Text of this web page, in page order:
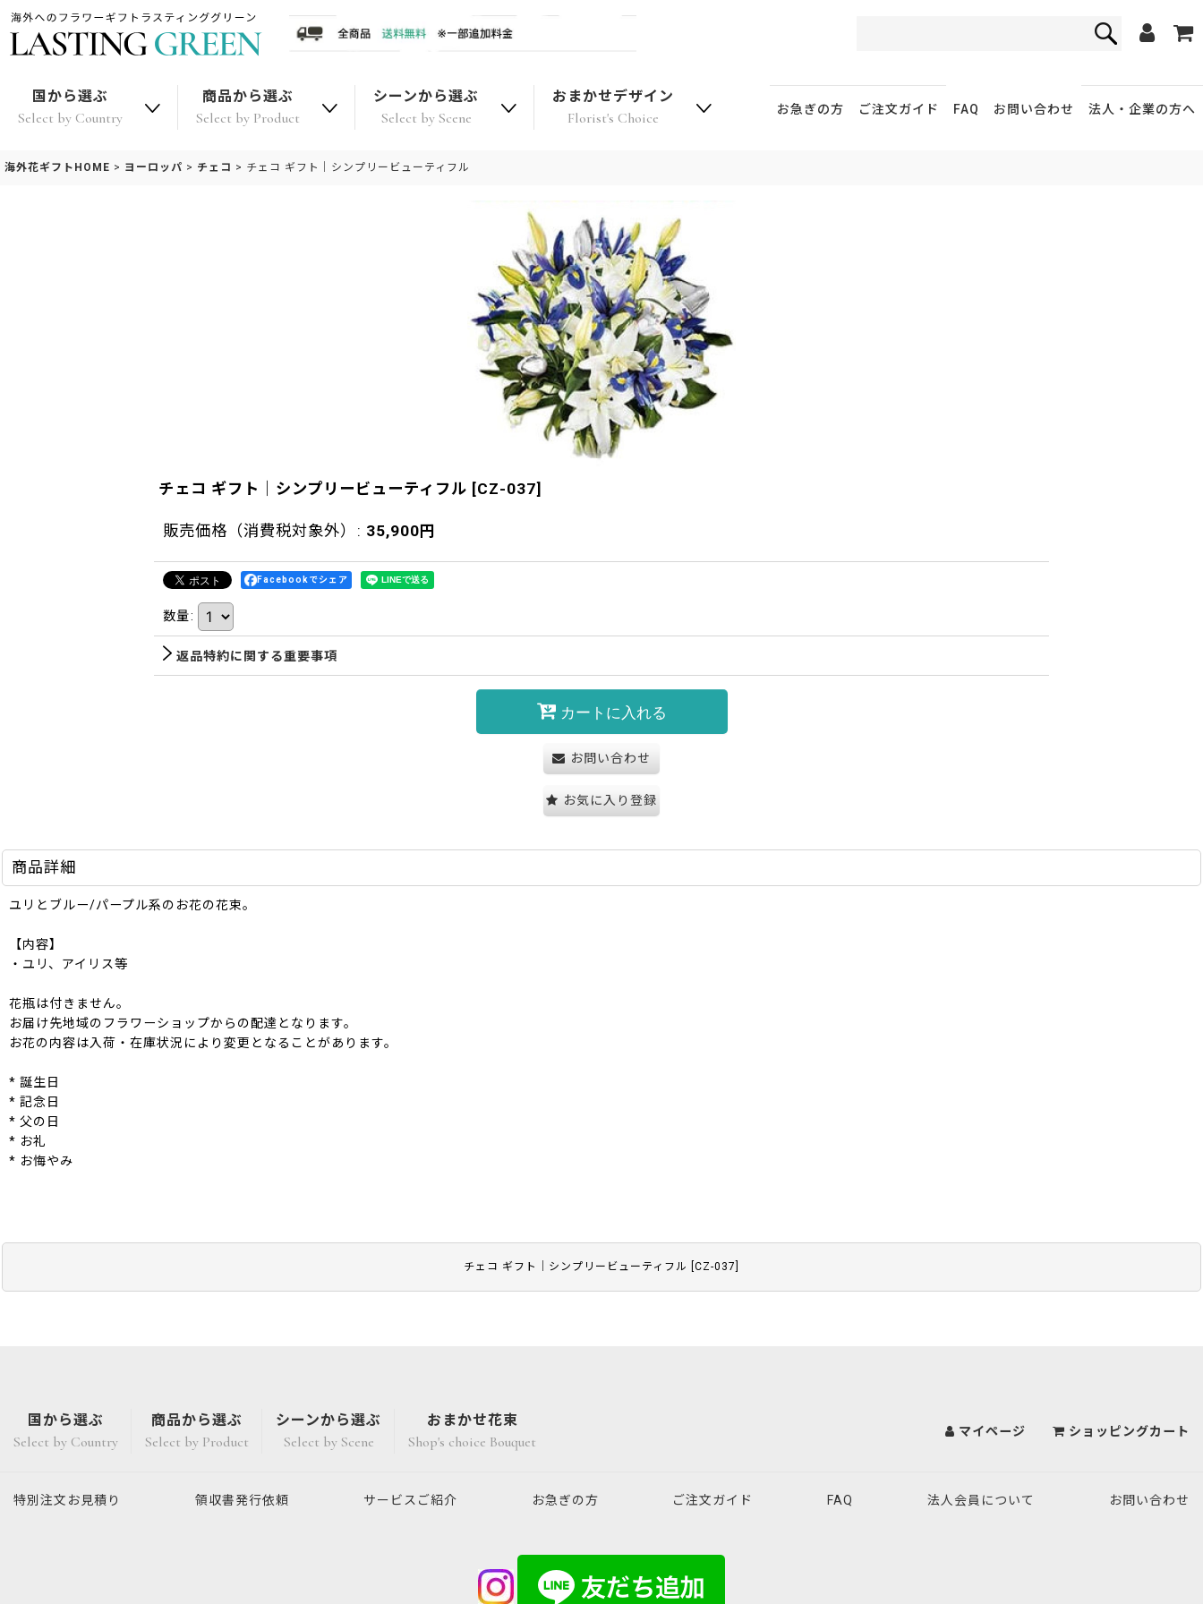
国から選ぶ
Select by Country
商品から選ぶ
Select by Product
シーンから選ぶ
Select by Scene
おまかせデザイン
Florist's Choice 法人・企業の方へ
ご注文ガイド
お急ぎの方 FAQ お問い合わせ
海外花ギフトHOME > ヨーロッパ > チェコ > チェコ ギフト｜シンプリービューティフル
チェコ ギフト｜シンプリービューティフル CZ-037
チェコ ギフト｜シンプリービューティフル [CZ-037]
販売価格（消費税対象外） : 35,900 円
Facebookでシェア
数量:
返品特約に関する重要事項
カートに入れる
お問い合わせ
お気に入り登録
商品詳細
ユリとブルー/パープル系のお花の花束。
【内容】
・ユリ、アイリス等
花瓶は付きません。
お届け先地域のフラワーショップからの配達となります。
お花の内容は入荷・在庫状況により変更となることがあります。
* 誕生日
* 記念日
* 父の日
* お礼
* お悔やみ
国から選ぶ
Select by Country
商品から選ぶ
Select by Product
シーンから選ぶ
Select by Scene
おまかせ花束
Shop's choice Bouquet
マイページ ショッピングカート
特別注文 お見積り 領収書発行依頼 サービスご紹介 お急ぎの方 ご注文ガイド FAQ 法人会員について お問い合わせ